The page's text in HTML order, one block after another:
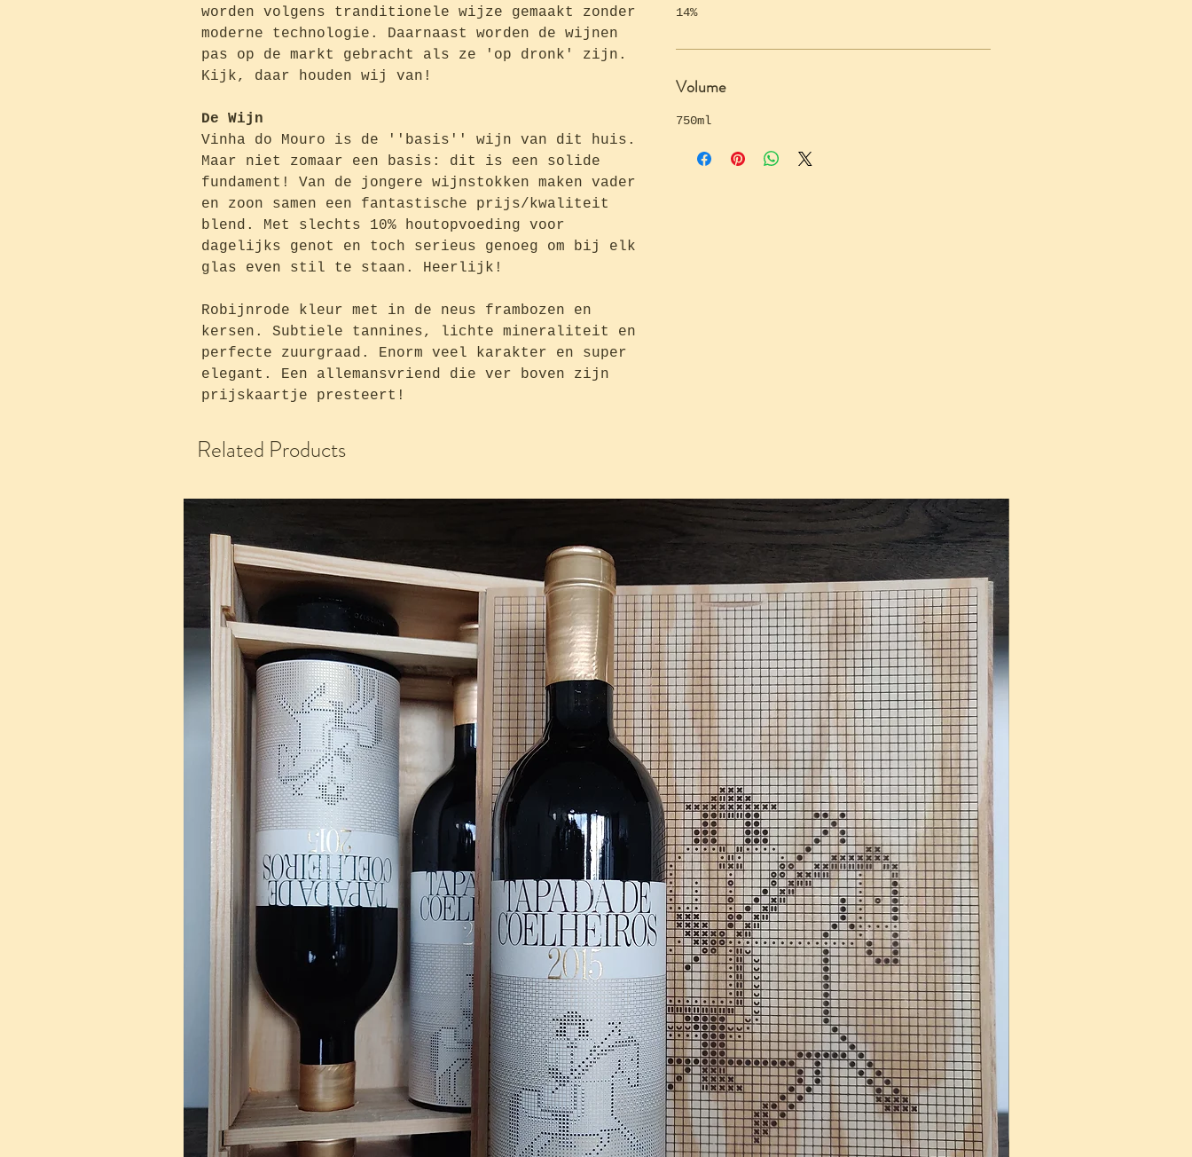
worden volgens tranditionele wijze gemaakt zonder
moderne technologie. Daarnaast worden de wijnen
pas op de markt gebracht als ze 'op dronk' zijn.
Kijk, daar houden wij van!
De Wijn
Vinha do Mouro is de ''basis'' wijn van dit huis.
Maar niet zomaar een basis: dit is een solide
fundament! Van de jongere wijnstokken maken vader
en zoon samen een fantastische prijs/kwaliteit
blend. Met slechts 10% houtopvoeding voor
dagelijks genot en toch serieus genoeg om bij elk
glas even stil te staan. Heerlijk!
Robijnrode kleur met in de neus frambozen en
kersen. Subtiele tannines, lichte mineraliteit en
perfecte zuurgraad. Enorm veel karakter en super
elegant. Een allemansvriend die ver boven zijn
prijskaartje presteert!
14%
Volume
750ml
Related Products